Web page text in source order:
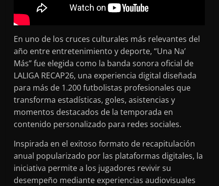
En uno de los cruces culturales más relevantes del
año entre entretenimiento y deporte, “Una Na’
Más” fue elegida como la banda sonora oficial de
LALIGA RECAP26, una experiencia digital diseñada
para más de 1.200 futbolistas profesionales que
transforma estadísticas, goles, asistencias y
momentos destacados de la temporada en
contenido personalizado para redes sociales.
Inspirada en el exitoso formato de recapitulación
anual popularizado por las plataformas digitales, la
iniciativa permite a los jugadores revivir su
desempeño mediante experiencias audiovisuales